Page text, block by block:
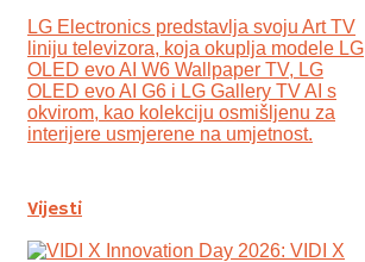
LG Electronics predstavlja svoju Art TV
liniju televizora, koja okuplja modele LG
OLED evo AI W6 Wallpaper TV, LG
OLED evo AI G6 i LG Gallery TV AI s
okvirom, kao kolekciju osmišljenu za
interijere usmjerene na umjetnost.
Vijesti